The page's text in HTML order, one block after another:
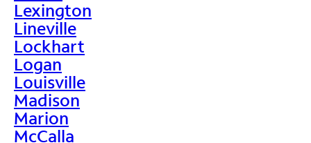
Lexington
Lineville
Lockhart
Logan
Louisville
Madison
Marion
McCalla